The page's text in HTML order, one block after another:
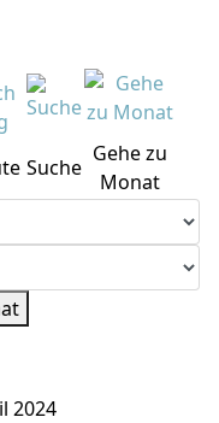
Suche
Gehe zu
Monat
2024